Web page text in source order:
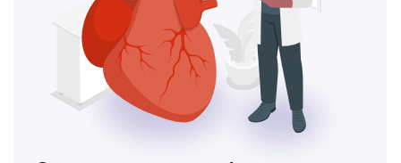
Чекапы
это комплексное обследование,
которое помогает оценить общее
состояние здоровья.